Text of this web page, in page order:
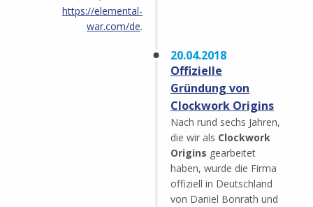
https://elemental-
war.com/de.
20.04.2018
Offizielle
Gründung von
Clockwork Origins
Nach rund sechs Jahren,
die wir als Clockwork
Origins gearbeitet
haben, wurde die Firma
offiziell in Deutschland
von Daniel Bonrath und